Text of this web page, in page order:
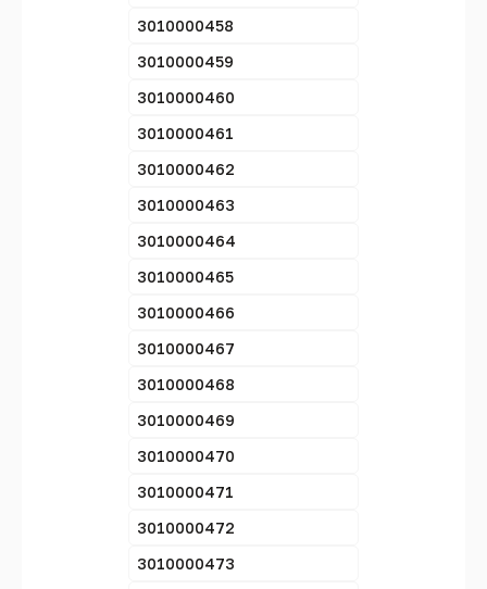
3010000458
3010000459
3010000460
3010000461
3010000462
3010000463
3010000464
3010000465
3010000466
3010000467
3010000468
3010000469
3010000470
3010000471
3010000472
3010000473